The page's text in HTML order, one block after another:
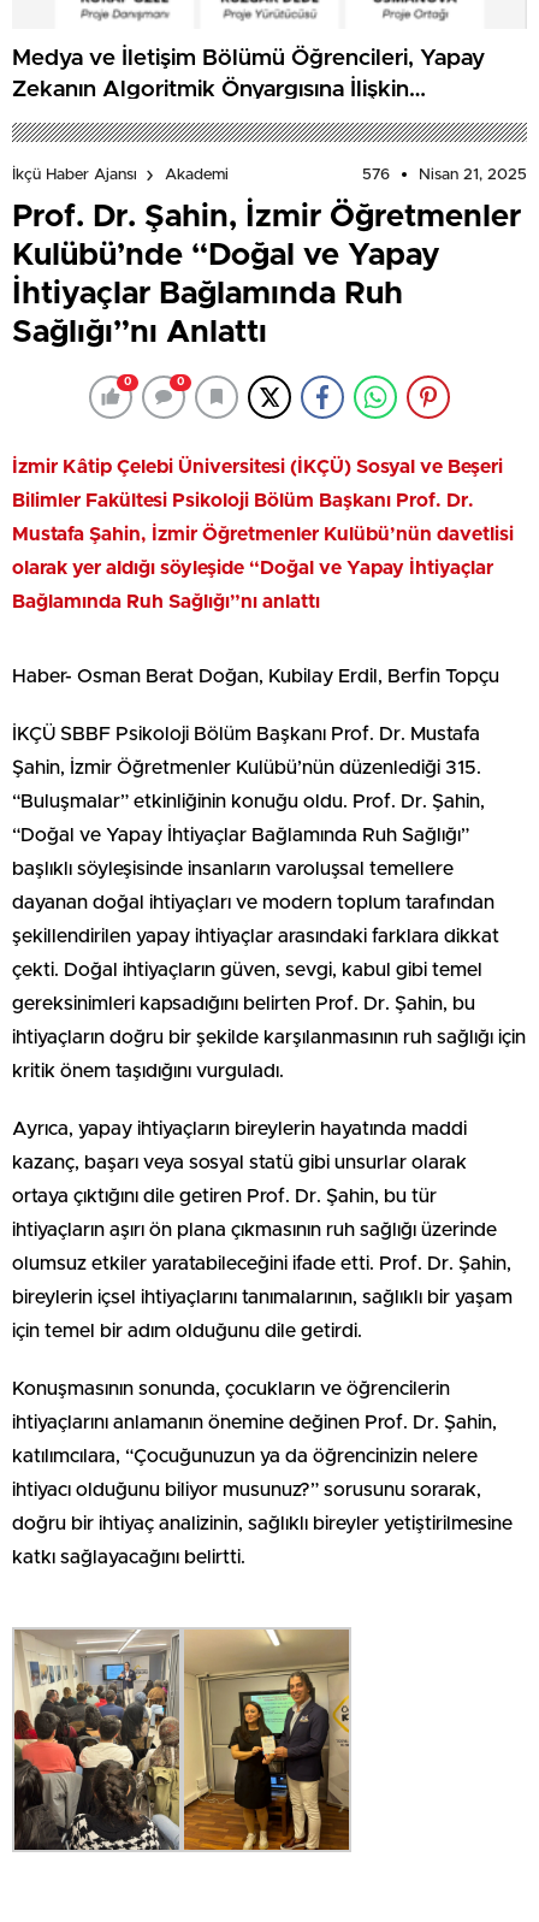
Medya ve İletişim Bölümü Öğrencileri, Yapay
Zekanın Algoritmik Önyargısına İlişkin
Farkındalık Düzeylerini Araştıracak
İkçü Haber Ajansı Akademi 576 Nisan 21, 2025
Prof. Dr. Şahin, İzmir Öğretmenler
Kulübü’nde “Doğal ve Yapay
İhtiyaçlar Bağlamında Ruh
Sağlığı”nı Anlattı
0 0
İzmir Kâtip Çelebi Üniversitesi (İKÇÜ) Sosyal ve Beşeri
Bilimler Fakültesi Psikoloji Bölüm Başkanı Prof. Dr.
Mustafa Şahin, İzmir Öğretmenler Kulübü’nün davetlisi
olarak yer aldığı söyleşide “Doğal ve Yapay İhtiyaçlar
Bağlamında Ruh Sağlığı”nı anlattı
Haber- Osman Berat Doğan, Kubilay Erdil, Berfin Topçu
İKÇÜ SBBF Psikoloji Bölüm Başkanı Prof. Dr. Mustafa
Şahin, İzmir Öğretmenler Kulübü’nün düzenlediği 315.
“Buluşmalar” etkinliğinin konuğu oldu. Prof. Dr. Şahin,
“Doğal ve Yapay İhtiyaçlar Bağlamında Ruh Sağlığı”
başlıklı söyleşisinde insanların varoluşsal temellere
dayanan doğal ihtiyaçları ve modern toplum tarafından
şekillendirilen yapay ihtiyaçlar arasındaki farklara dikkat
çekti. Doğal ihtiyaçların güven, sevgi, kabul gibi temel
gereksinimleri kapsadığını belirten Prof. Dr. Şahin, bu
ihtiyaçların doğru bir şekilde karşılanmasının ruh sağlığı için
kritik önem taşıdığını vurguladı.
Ayrıca, yapay ihtiyaçların bireylerin hayatında maddi
kazanç, başarı veya sosyal statü gibi unsurlar olarak
ortaya çıktığını dile getiren Prof. Dr. Şahin, bu tür
ihtiyaçların aşırı ön plana çıkmasının ruh sağlığı üzerinde
olumsuz etkiler yaratabileceğini ifade etti. Prof. Dr. Şahin,
bireylerin içsel ihtiyaçlarını tanımalarının, sağlıklı bir yaşam
için temel bir adım olduğunu dile getirdi.
Konuşmasının sonunda, çocukların ve öğrencilerin
ihtiyaçlarını anlamanın önemine değinen Prof. Dr. Şahin,
katılımcılara, “Çocuğunuzun ya da öğrencinizin nelere
ihtiyacı olduğunu biliyor musunuz?” sorusunu sorarak,
doğru bir ihtiyaç analizinin, sağlıklı bireyler yetiştirilmesine
katkı sağlayacağını belirtti.